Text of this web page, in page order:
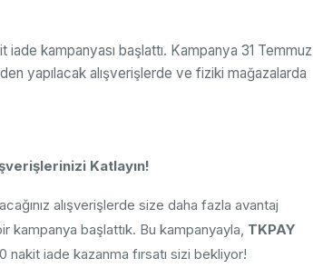
iade kampanyası başlattı. Kampanya 31 Temmuz
yapılacak alışverişlerde ve fiziki mağazalarda
Katlayın!
alışverişlerde size daha fazla avantaj
kampanya başlattık. Bu kampanyayla, TKPAY
iade kazanma fırsatı sizi bekliyor!